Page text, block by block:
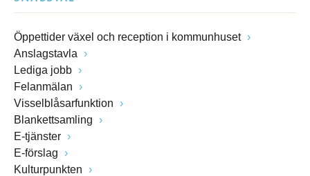
Öppettider växel och reception i kommunhuset
Anslagstavla
Lediga jobb
Felanmälan
Visselblåsarfunktion
Blankettsamling
E-tjänster
E-förslag
Kulturpunkten